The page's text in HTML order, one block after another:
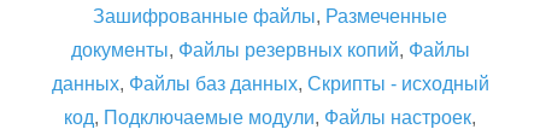
Зашифрованные файлы, Размеченные
документы, Файлы резервных копий, Файлы
данных, Файлы баз данных, Скрипты - исходный
код, Подключаемые модули, Файлы настроек,